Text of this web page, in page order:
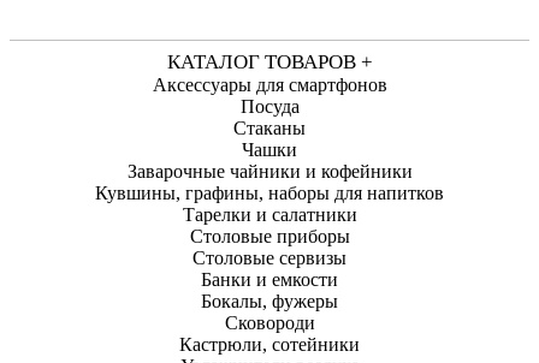
КАТАЛОГ ТОВАРОВ +
Аксессуары для смартфонов
Посуда
Стаканы
Чашки
Заварочные чайники и кофейники
Кувшины, графины, наборы для напитков
Тарелки и салатники
Столовые приборы
Столовые сервизы
Банки и емкости
Бокалы, фужеры
Сковороди
Кастрюли, сотейники